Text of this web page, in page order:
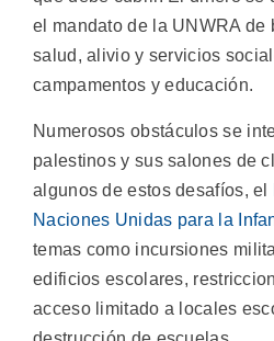
el mandato de la UNWRA de
salud, alivio y servicios
campamentos y educación.
Numerosos obstáculos se
palestinos y sus salones de
algunos de estos desafíos, el
Naciones Unidas para la
temas como incursiones
edificios escolares,
acceso limitado a locales